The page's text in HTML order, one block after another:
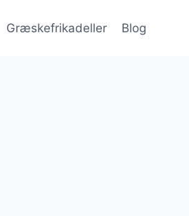
Græskefrikadeller Blog